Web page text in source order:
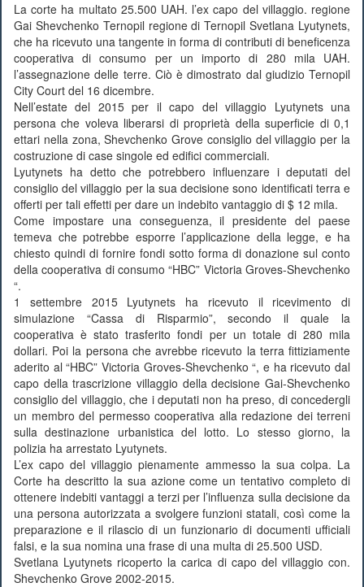
La corte ha multato 25.500 UAH. l’ex capo del villaggio. regione
Gai Shevchenko Ternopil regione di Ternopil Svetlana Lyutynets,
che ha ricevuto una tangente in forma di contributi di beneficenza
cooperativa di consumo per un importo di 280 mila UAH.
l’assegnazione delle terre. Ciò è dimostrato dal giudizio Ternopil
City Court del 16 dicembre.
Nell’estate del 2015 per il capo del villaggio Lyutynets una
persona che voleva liberarsi di proprietà della superficie di 0,1
ettari nella zona, Shevchenko Grove consiglio del villaggio per la
costruzione di case singole ed edifici commerciali.
Lyutynets ha detto che potrebbero influenzare i deputati del
consiglio del villaggio per la sua decisione sono identificati terra e
offerti per tali effetti per dare un indebito vantaggio di $ 12 mila.
Come impostare una conseguenza, il presidente del paese
temeva che potrebbe esporre l’applicazione della legge, e ha
chiesto quindi di fornire fondi sotto forma di donazione sul conto
della cooperativa di consumo “HBC” Victoria Groves-Shevchenko
“.
1 settembre 2015 Lyutynets ha ricevuto il ricevimento di
simulazione “Cassa di Risparmio”, secondo il quale la
cooperativa è stato trasferito fondi per un totale di 280 mila
dollari. Poi la persona che avrebbe ricevuto la terra fittiziamente
aderito al “HBC” Victoria Groves-Shevchenko “, e ha ricevuto dal
capo della trascrizione villaggio della decisione Gai-Shevchenko
consiglio del villaggio, che i deputati non ha preso, di concedergli
un membro del permesso cooperativa alla redazione dei terreni
sulla destinazione urbanistica del lotto. Lo stesso giorno, la
polizia ha arrestato Lyutynets.
L’ex capo del villaggio pienamente ammesso la sua colpa. La
Corte ha descritto la sua azione come un tentativo completo di
ottenere indebiti vantaggi a terzi per l’influenza sulla decisione da
una persona autorizzata a svolgere funzioni statali, così come la
preparazione e il rilascio di un funzionario di documenti ufficiali
falsi, e la sua nomina una frase di una multa di 25.500 USD.
Svetlana Lyutynets ricoperto la carica di capo del villaggio con.
Shevchenko Grove 2002-2015.